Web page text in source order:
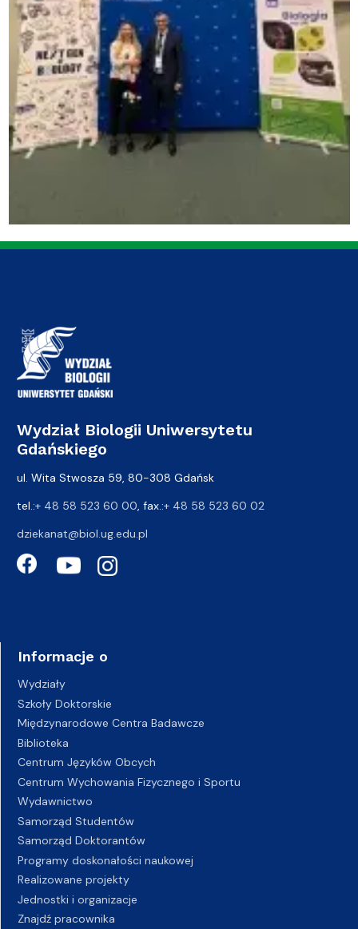
Wydział Biologii Uniwersytetu
Gdańskiego
ul. Wita Stwosza 59, 80-308 Gdańsk
tel.:+ 48 58 523 60 00, fax.:+ 48 58 523 60 02
dziekanat@biol.ug.edu.pl
Informacje o
Wydziały
Szkoły Doktorskie
Międzynarodowe Centra Badawcze
Biblioteka
Centrum Języków Obcych
Centrum Wychowania Fizycznego i Sportu
Wydawnictwo
Samorząd Studentów
Samorząd Doktorantów
Programy doskonałości naukowej
Realizowane projekty
Jednostki i organizacje
Znajdź pracownika